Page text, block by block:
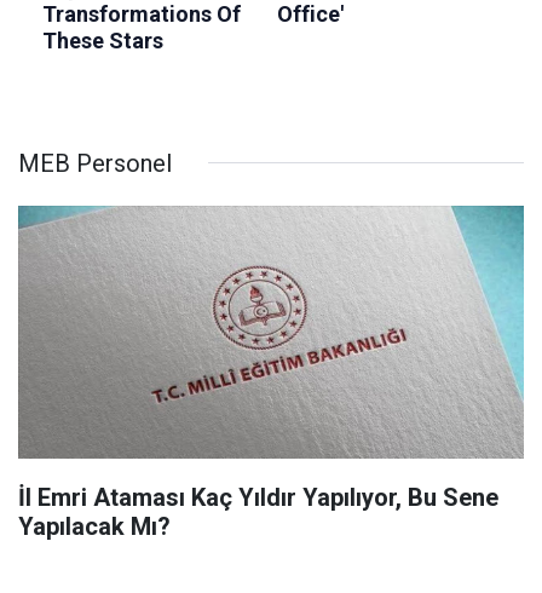
MEB Personel
İl Emri Ataması Kaç Yıldır Yapılıyor, Bu Sene
Yapılacak Mı?